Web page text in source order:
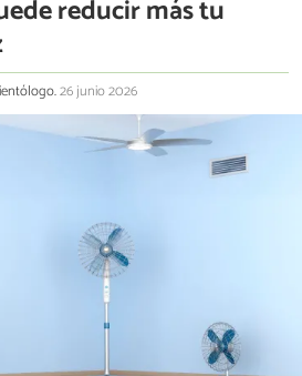
reducir más tu
26 junio 2026